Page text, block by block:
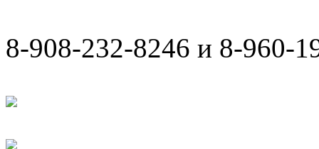
8-908-232-8246 и 8-960-